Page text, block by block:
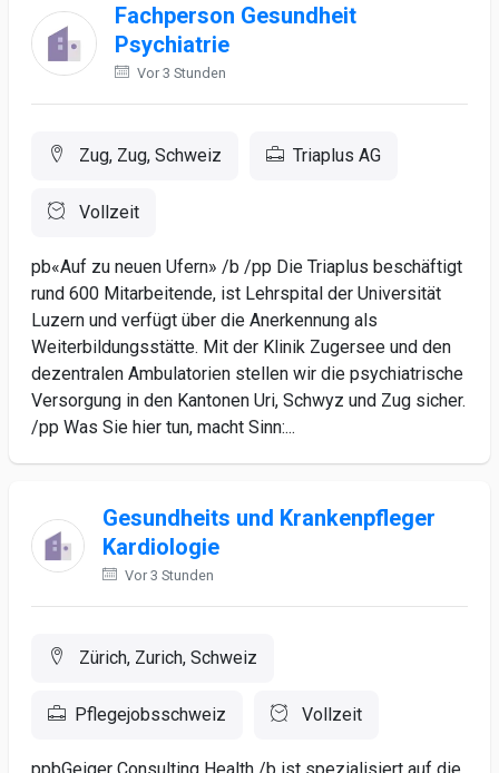
Fachperson Gesundheit
Psychiatrie
Vor 3 Stunden
Zug, Zug, Schweiz Triaplus AG
Vollzeit
pb«Auf zu neuen Ufern» /b /pp Die Triaplus beschäftigt
rund 600 Mitarbeitende, ist Lehrspital der Universität
Luzern und verfügt über die Anerkennung als
Weiterbildungsstätte. Mit der Klinik Zugersee und den
dezentralen Ambulatorien stellen wir die psychiatrische
Versorgung in den Kantonen Uri, Schwyz und Zug sicher.
/pp Was Sie hier tun, macht Sinn:...
Gesundheits und Krankenpfleger
Kardiologie
Vor 3 Stunden
Zürich, Zurich, Schweiz
Pflegejobsschweiz Vollzeit